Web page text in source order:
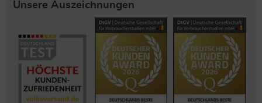
Unsere Auszeichnungen